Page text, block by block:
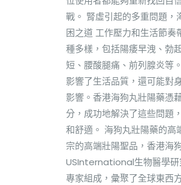
戰。 腎虛引起的多重問題，
困之道 工作壓力和生活節奏
種多樣，包括陽痿早洩、勃
短、腰酸腿痛、前列腺炎等
影響了生活品質，還可能對
影響。香港海狗丸壯陽藥憑
分，成功地解決了這些問題
和舒適。 海狗丸壯陽藥的高
宗的高端壯陽聖品，香港海
USInternational生物醫學研
專家組成，彙聚了全球東西